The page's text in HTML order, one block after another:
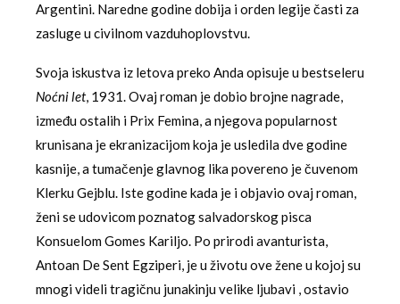
Argentini. Naredne godine dobija i orden legije časti za
zasluge u civilnom vazduhoplovstvu.
Svoja iskustva iz letova preko Anda opisuje u bestseleru
Noćni let, 1931. Ovaj roman je dobio brojne nagrade,
između ostalih i Prix Femina, a njegova popularnost
krunisana je ekranizacijom koja je usledila dve godine
kasnije, a tumačenje glavnog lika povereno je čuvenom
Klerku Gejblu. Iste godine kada je i objavio ovaj roman,
ženi se udovicom poznatog salvadorskog pisca
Konsuelom Gomes Kariljo. Po prirodi avanturista,
Antoan De Sent Egziperi, je u životu ove žene u kojoj su
mnogi videli tragičnu junakinju velike ljubavi , ostavio